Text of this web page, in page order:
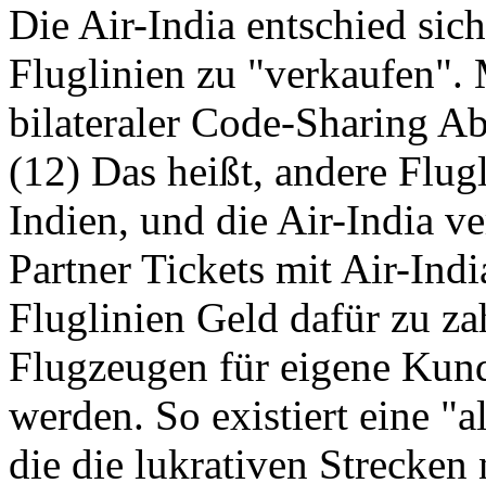
Die Air-India entschied
Fluglinien zu "verkaufen".
bilateraler Code-Sharing
(12) Das heißt, andere
Indien, und die Air-India
Partner Tickets mit Air-
Fluglinien Geld dafür zu
Flugzeugen für eigene
werden. So existiert eine
die die lukrativen Strecken